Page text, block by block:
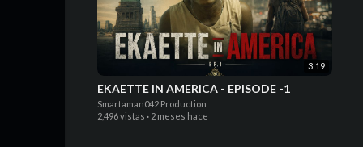
3:19
EKAETTE IN AMERICA - EPISODE -1
Smartaman042 Production
2,496 vistas · 2 meses hace